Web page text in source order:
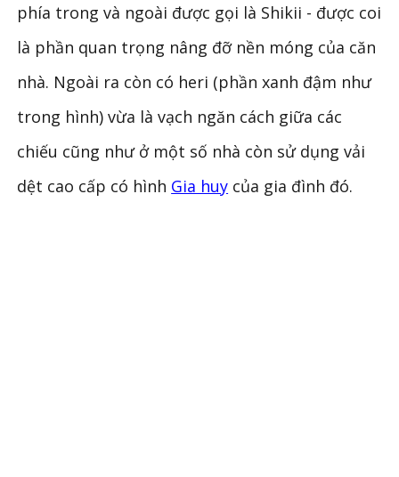
phía trong và ngoài được gọi là Shikii - được coi
là phần quan trọng nâng đỡ nền móng của căn
nhà. Ngoài ra còn có heri (phần xanh đậm như
trong hình) vừa là vạch ngăn cách giữa các
chiếu cũng như ở một số nhà còn sử dụng vải
dệt cao cấp có hình Gia huy của gia đình đó.